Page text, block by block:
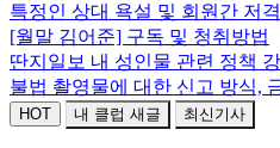
특정인 상대 욕설 및 회원간 저
[월말 김어준] 구독 및 청취방법
딴지일보 내 성인물 관련 정책
불법 촬영물에 대한 신고 방식,
HOT 내 클럽 새글 최신기사